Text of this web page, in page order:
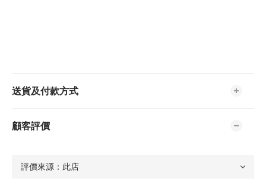
送貨及付款方式
顧客評價